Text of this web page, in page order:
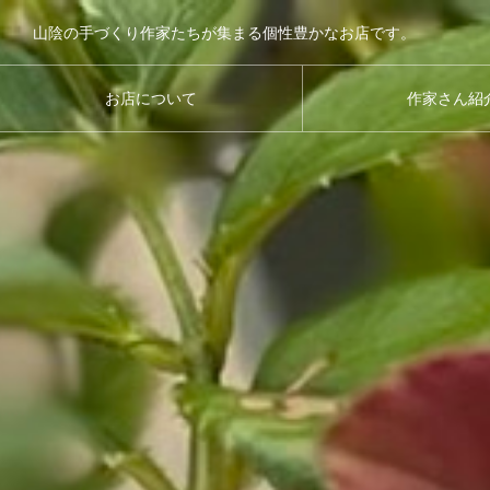
お店について 作家さん紹
山陰の手づくり作家たちが集まる個性豊かなお店です。